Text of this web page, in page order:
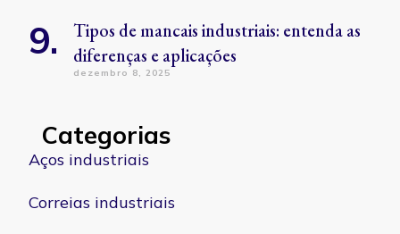
Tipos de mancais industriais: entenda as
diferenças e aplicações
dezembro 8, 2025
Categorias
Aços industriais
Correias industriais